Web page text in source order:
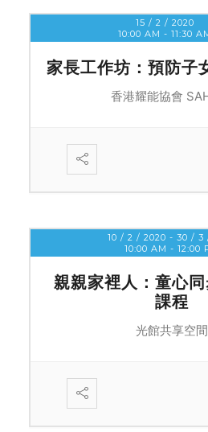
15 / 2 / 2020
10:00 AM - 11:30
家長工作坊：預防子
香港耀能協會
10 / 2 / 2020 - 30 / 3
10:00 AM - 12:00
親親家裡人：童心
課程
光館共享空間